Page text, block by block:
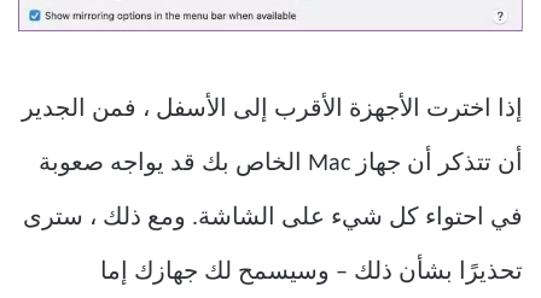
إذا اخترت الأجهزة الأقرب إلى الأسفل ، فمن الجدير
أن تتذكر أن جهاز Mac الخاص بك قد يواجه صعوبة
في احتواء كل شيء على الشاشة. ومع ذلك ، سترى
تحذيرًا بشأن ذلك – وسيسمح لك جهازك إما